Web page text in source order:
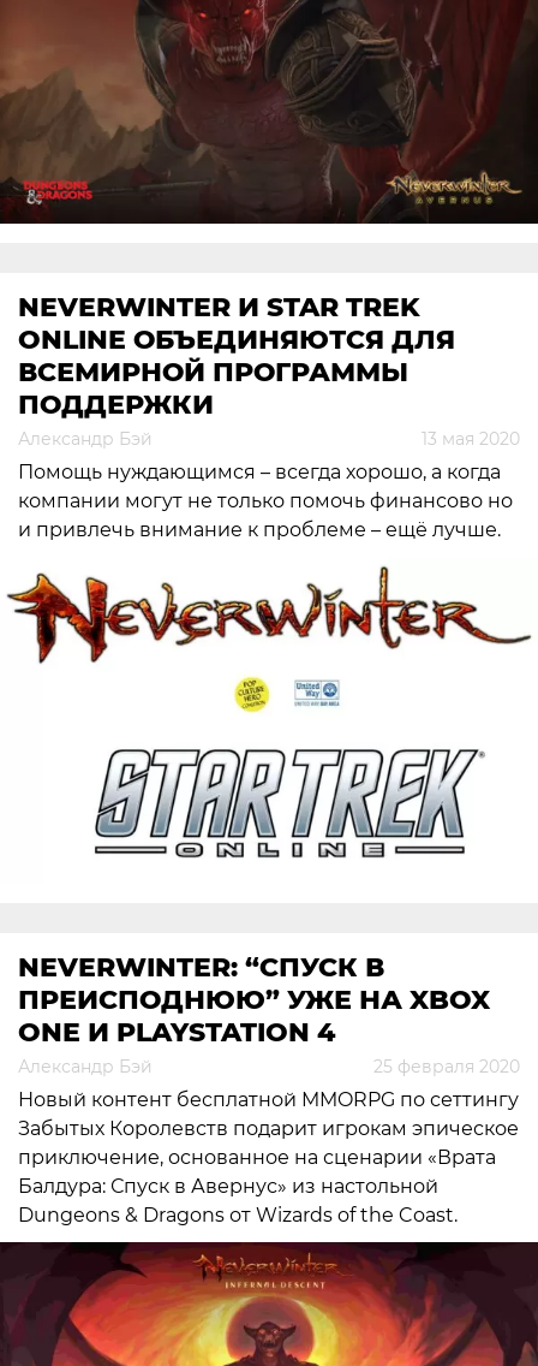
NEVERWINTER И STAR TREK
ONLINE ОБЪЕДИНЯЮТСЯ ДЛЯ
ВСЕМИРНОЙ ПРОГРАММЫ
ПОДДЕРЖКИ
Александр Бэй 13 мая 2020
Помощь нуждающимся – всегда хорошо, а когда
компании могут не только помочь финансово но
и привлечь внимание к проблеме – ещё лучше.
NEVERWINTER: “СПУСК В
ПРЕИСПОДНЮЮ” УЖЕ НА XBOX
ONE И PLAYSTATION 4
Александр Бэй 25 февраля 2020
Новый контент бесплатной MMORPG по сеттингу
Забытых Королевств подарит игрокам эпическое
приключение, основанное на сценарии «Врата
Балдура: Спуск в Авернус» из настольной
Dungeons & Dragons от Wizards of the Coast.